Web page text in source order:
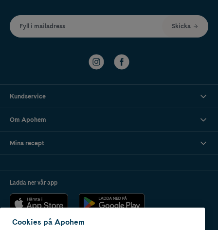
Fyll i mailadress Skicka
Kundservice
Om Apohem
Mina recept
Ladda ner vår app
Cookies på Apohem